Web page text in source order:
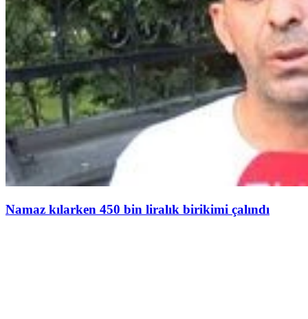
Namaz kılarken 450 bin liralık birikimi çalındı